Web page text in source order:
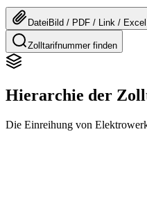
Datei Bild / PDF / Link / Excel
Zolltarifnummer finden
Hierarchie der
Die Einreihung von